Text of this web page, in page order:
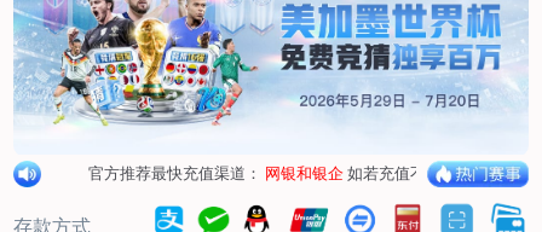
荣誉资质
厂区设备
人才招聘
新闻中心
销售网点